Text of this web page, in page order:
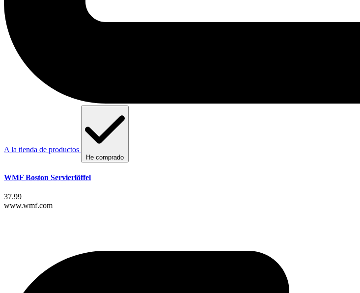
A la tienda de productos
He comprado
WMF Boston Servierlöffel
37.99
www.wmf.com